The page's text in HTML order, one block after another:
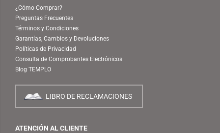
¿Cómo Comprar?
Preguntas Frecuentes
Términos y Condiciones
Garantías, Cambios y Devoluciones
Políticas de Privacidad
Consulta de Comprobantes Electrónicos
Blog TEMPLO
LIBRO DE RECLAMACIONES
ATENCIÓN AL CLIENTE